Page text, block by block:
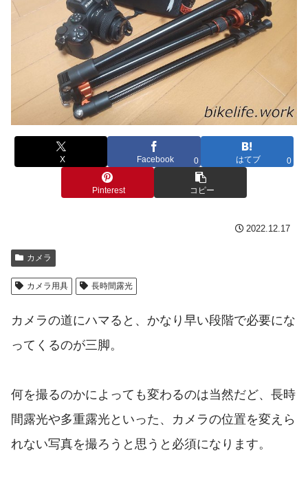
X Facebook 0 はてブ 0
Pinterest コピー
2022.12.17
カメラ
カメラ用具 長時間露光
カメラの道にハマると、かなり早い段階で必要にな
ってくるのが三脚。
何を撮るのかによっても変わるのは当然だど、長時
間露光や多重露光といった、カメラの位置を変えら
れない写真を撮ろうと思うと必須になります。